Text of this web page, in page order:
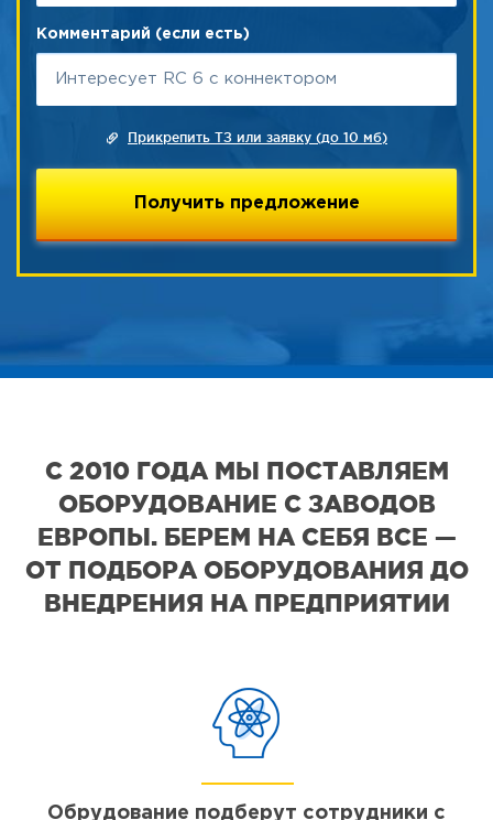
Комментарий (если есть)
Прикрепить ТЗ или заявку (до 10 мб)
С 2010 ГОДА МЫ ПОСТАВЛЯЕМ
ОБОРУДОВАНИЕ С ЗАВОДОВ
ЕВРОПЫ. БЕРЕМ НА СЕБЯ ВСЕ —
ОТ ПОДБОРА ОБОРУДОВАНИЯ ДО
ВНЕДРЕНИЯ НА ПРЕДПРИЯТИИ
Обрудование подберут сотрудники с